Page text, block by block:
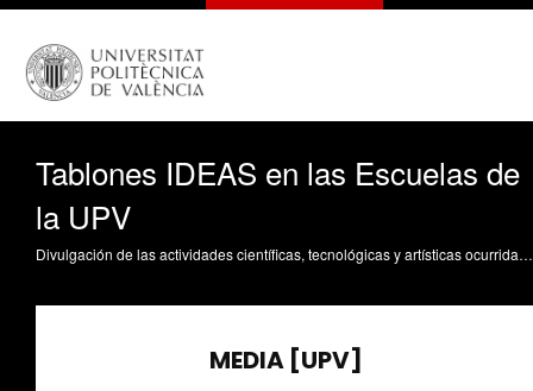
Tablones IDEAS en las Escuelas de
la UPV
Divulgación de las actividades científicas, tecnológicas y artísticas ocurridas en los tres campus de la UPV